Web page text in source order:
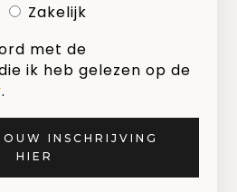
Zakelijk
met de
ik heb gelezen op de
.
INSCHRIJVING
HIER